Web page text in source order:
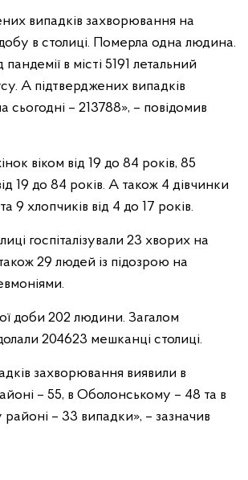
випадків захворювання на
в столиці. Померла одна людина.
в місті 5191 летальний
А підтверджених випадків
сьогодні – 213788», – повідомив
віком від 19 до 84 років, 85
19 до 84 років. А також 4 дівчинки
9 хлопчиків від 4 до 17 років.
госпіталізували 23 хворих на
29 людей із підозрою на
доби 202 людини. Загалом
204623 мешканці столиці.
захворювання виявили в
– 55, в Оболонському – 48 та в
– 33 випадки», – зазначив